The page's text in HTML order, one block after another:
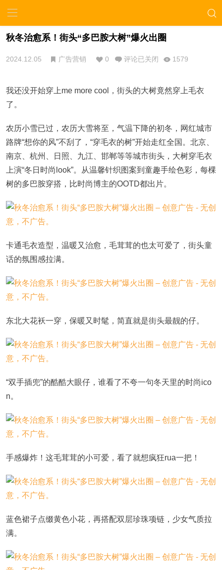
秋冬治愈系！街头“多巴胺大树”爆火出圈
2024.12.05 广告营销 0 评论已关闭 1579
我还没开始穿上me more cool，街头的大树竟然穿上毛衣
了。
农历小雪已过，农历大雪将至，气温下降的初冬，网红城市
路牌“想你的风”不刮了，“穿毛衣的树”开始走红全国。北京、
南京、杭州、日照、九江、邯郸等等城市街头，大树穿毛衣
上演“冬日时尚look”。从温馨针织图案到童趣手绘色彩，每棵
树的多巴胺穿搭，比时尚博主的OOTD都出片。
卡通毛衣造型，温暖又治愈，毛茸茸的也太可爱了，街头童
话的氛围感拉满。
东北大花袄一穿，保暖又时髦，简直就是街头最靓的仔。
“双手插兜”的酷酷大眼仔，谁看了不夸一句冬天里的时尚ico
n。
手感爆炸！这毛茸茸的小可爱，看了就想疯狂rua一把！
蓝色裙子点缀黄色小花，再搭配双层珍珠项链，少女气质拉
满。